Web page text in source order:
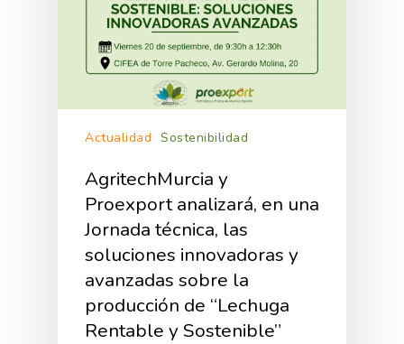
Actualidad Sostenibilidad
AgritechMurcia y
Proexport analizará, en una
Jornada técnica, las
soluciones innovadoras y
avanzadas sobre la
producción de “Lechuga
Rentable y Sostenible”